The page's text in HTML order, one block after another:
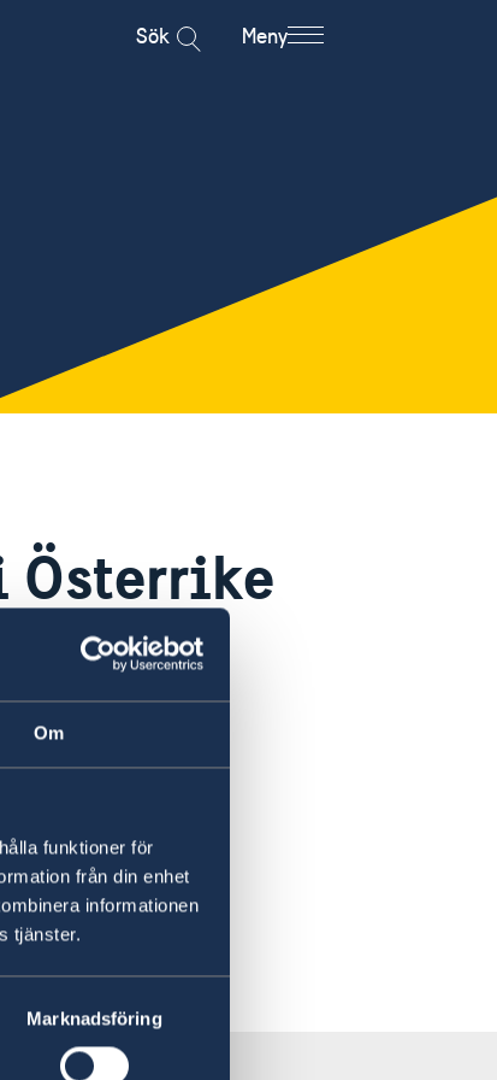
Om
funktioner för
från din enhet
informationen
tjänster.
Marknadsföring
Sök Meny